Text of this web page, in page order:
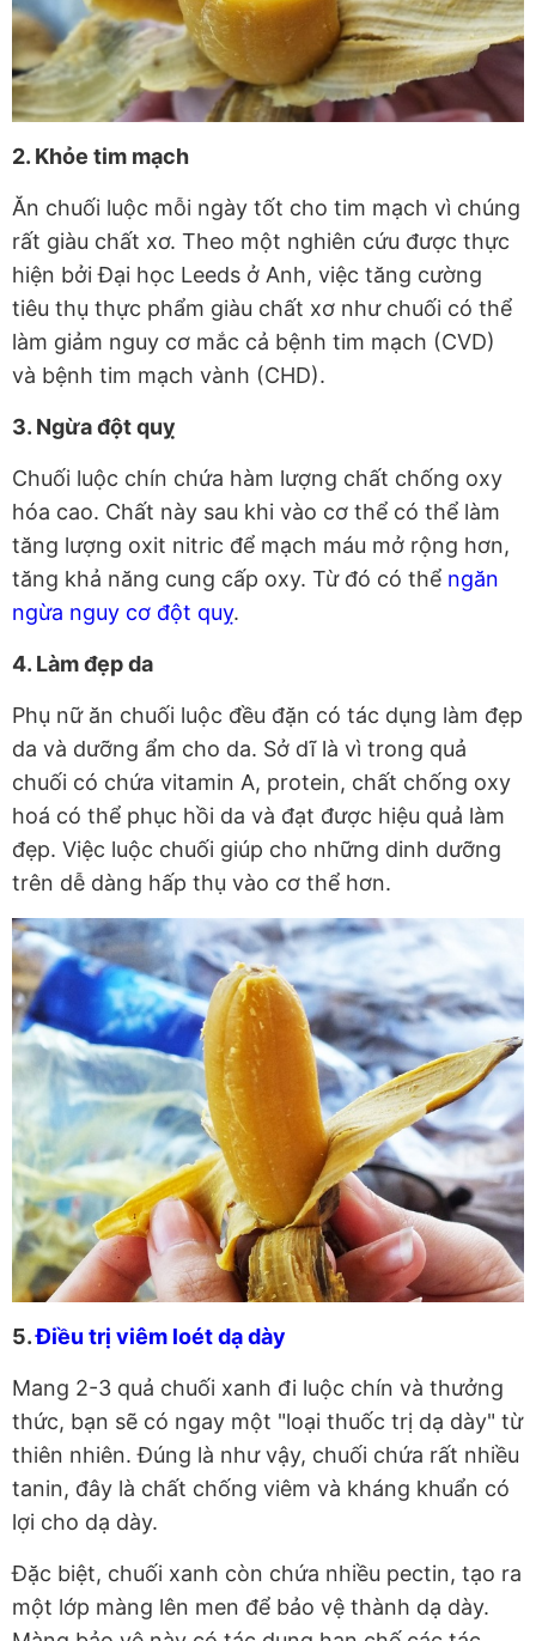
2. Khỏe tim mạch
Ăn chuối luộc mỗi ngày tốt cho tim mạch vì chúng
rất giàu chất xơ. Theo một nghiên cứu được thực
hiện bởi Đại học Leeds ở Anh, việc tăng cường
tiêu thụ thực phẩm giàu chất xơ như chuối có thể
làm giảm nguy cơ mắc cả bệnh tim mạch (CVD)
và bệnh tim mạch vành (CHD).
3. Ngừa đột quỵ
Chuối luộc chín chứa hàm lượng chất chống oxy
hóa cao. Chất này sau khi vào cơ thể có thể làm
tăng lượng oxit nitric để mạch máu mở rộng hơn,
tăng khả năng cung cấp oxy. Từ đó có thể ngăn
ngừa nguy cơ đột quỵ.
4. Làm đẹp da
Phụ nữ ăn chuối luộc đều đặn có tác dụng làm đẹp
da và dưỡng ẩm cho da. Sở dĩ là vì trong quả
chuối có chứa vitamin A, protein, chất chống oxy
hoá có thể phục hồi da và đạt được hiệu quả làm
đẹp. Việc luộc chuối giúp cho những dinh dưỡng
trên dễ dàng hấp thụ vào cơ thể hơn.
5.Điều trị viêm loét dạ dày
Mang 2-3 quả chuối xanh đi luộc chín và thưởng
thức, bạn sẽ có ngay một "loại thuốc trị dạ dày" từ
thiên nhiên. Đúng là như vậy, chuối chứa rất nhiều
tanin, đây là chất chống viêm và kháng khuẩn có
lợi cho dạ dày.
Đặc biệt, chuối xanh còn chứa nhiều pectin, tạo ra
một lớp màng lên men để bảo vệ thành dạ dày.